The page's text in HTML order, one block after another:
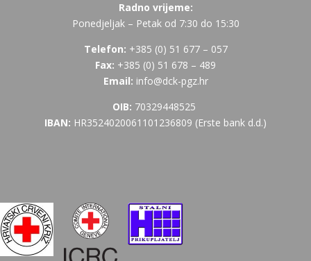
Radno vrijeme:
Ponedjeljak – Petak od 7:30 do 15:30
Telefon: +385 (0) 51 677 – 057
Fax: +385 (0) 51 678 – 489
Email: info@dck-pgz.hr
OIB: 70329448525
IBAN: HR3524020061101236809 (Erste bank d.d.)